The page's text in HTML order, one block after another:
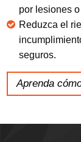
por lesiones
Reduzca el
seguros.
Aprenda